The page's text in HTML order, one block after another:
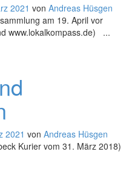
2021 von Andreas Hüsgen
am 19. April vor
www.lokalkompass.de) ...
2021 von Andreas Hüsgen
Kurier vom 31. März 2018)